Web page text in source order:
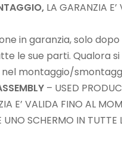
LA GARANZIA
in garanzia, solo
le sue parti. Qualora
montaggio/
– USED
E’ VALIDA FINO AL
UNO SCHERMO IN